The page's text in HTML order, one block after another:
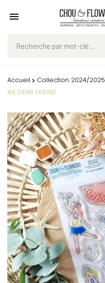
Accueil Collection 2024/2025
A6 DEAR FRIEND